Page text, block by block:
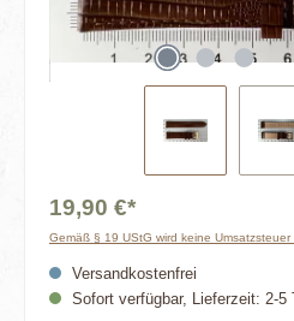
19,90 €*
Gemäß § 19 UStG wird keine Umsatzsteuer
Versandkostenfrei
Sofort verfügbar, Lieferzeit: 2-5